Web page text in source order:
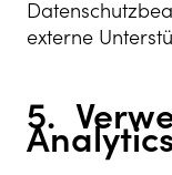
externe
5.